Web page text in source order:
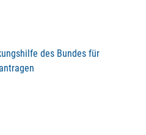
des Bundes für